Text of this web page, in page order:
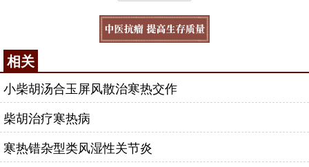
相关
小柴胡汤合玉屏风散治寒热交作
柴胡治疗寒热病
寒热错杂型类风湿性关节炎